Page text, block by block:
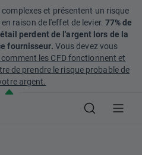
et présentent un risque
raison de l'effet de levier. 77% de
perdent de l'argent lors de la
fournisseur. Vous devez vous
les CFD fonctionnent et
de prendre le risque probable de
argent.